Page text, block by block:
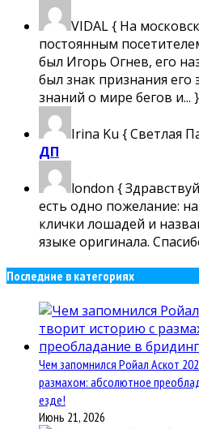
VIDAL{ На
постоянным
был Игорь Огнев, его
был знак признания его
знаний о мире бегов и...
Irina Ku { Светлая
ДП
london {
есть одно пожелание:
клички лошадей и
языке оригинала.
Последние в категориях
Чем запомнился Ройал Аскот
размахом: абсолютное
езде!
Июнь 21, 2026